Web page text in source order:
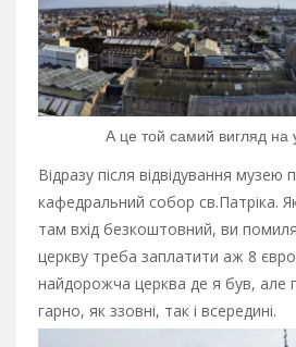
А це той самий вигляд на
Відразу після відвідування музею
кафедральний собор св.Патріка.
там вхід безкоштовний, ви
церкву треба заплатити аж 8
найдорожча церква де я був, але
гарно, як ззовні, так і всередині.